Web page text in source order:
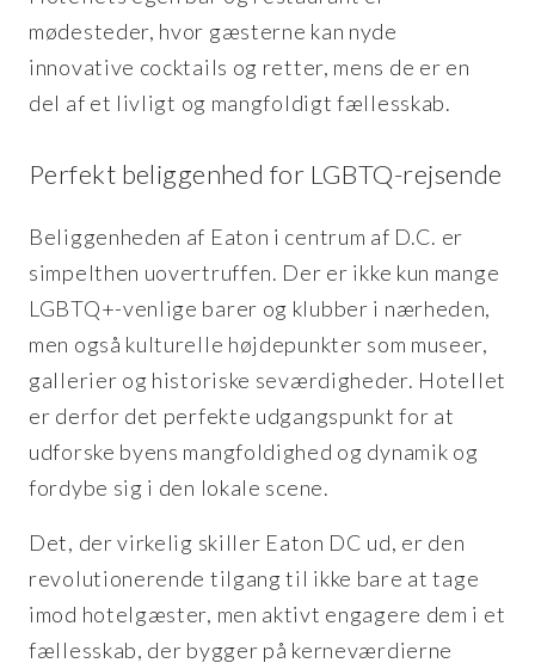
mødesteder, hvor gæsterne kan nyde
innovative cocktails og retter, mens de er en
del af et livligt og mangfoldigt fællesskab.
Perfekt beliggenhed for LGBTQ-rejsende
Beliggenheden af Eaton i centrum af D.C. er
simpelthen uovertruffen. Der er ikke kun mange
LGBTQ+-venlige barer og klubber i nærheden,
men også kulturelle højdepunkter som museer,
gallerier og historiske seværdigheder. Hotellet
er derfor det perfekte udgangspunkt for at
udforske byens mangfoldighed og dynamik og
fordybe sig i den lokale scene.
Det, der virkelig skiller Eaton DC ud, er den
revolutionerende tilgang til ikke bare at tage
imod hotelgæster, men aktivt engagere dem i et
fællesskab, der bygger på kerneværdierne